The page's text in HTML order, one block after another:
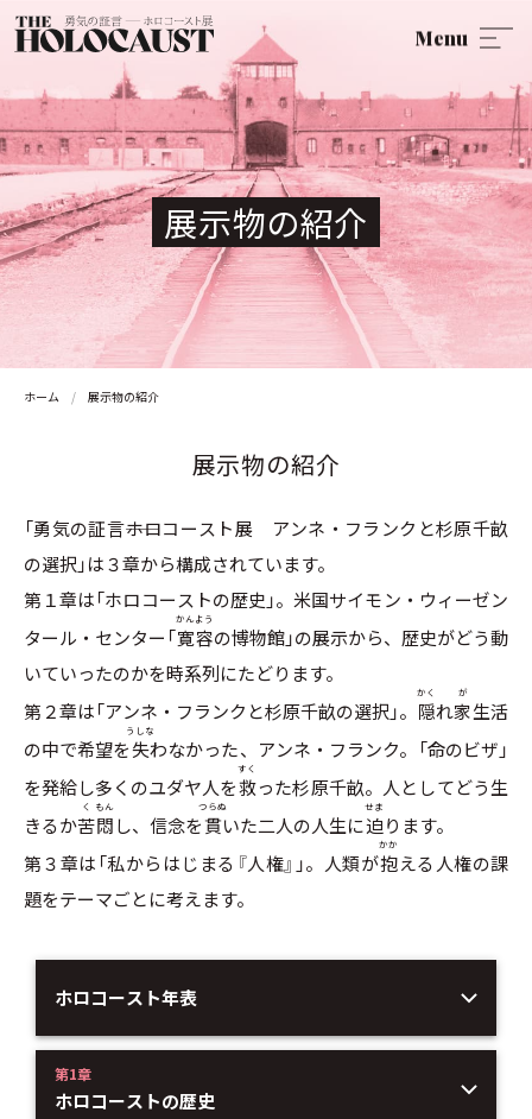
Menu
展示物の紹介
ホーム 展示物の紹介
展示物の紹介
「勇気の証言――ホロコースト展 アンネ・フランクと杉原千畝
の選択」は３章から構成されています。
第１章は「ホロコーストの歴史」。米国サイモン・ウィーゼン
タール・センター「寛
かん
容
よう
の博物館」の展示から、歴史がどう動
いていったのかを時系列にたどります。
第２章は「アンネ・フランクと杉原千畝の選択」。 隠
かく
れ家
が
生活
の中で希望を失
うしな
わなかった、アンネ・フランク。「命のビザ」
を発給し多くのユダヤ人を救
すく
った杉原千畝。人としてどう生
きるか苦
く
悶
もん
し、信念を貫
つらぬ
いた二人の人生に迫
せま
ります。
第３章は「私からはじまる『人権』」。人類が抱
かか
える人権の課
題をテーマごとに考えます。
ホロコースト年表
第1章
ホロコーストの歴史